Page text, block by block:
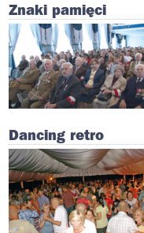
Znaki pamięci
Dancing retro